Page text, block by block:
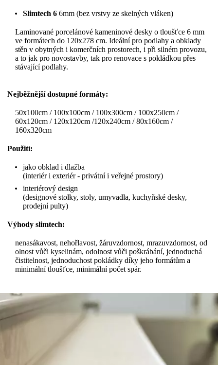
Slimtech 6 6mm (bez vrstvy ze skelných vláken)
Laminované porcelánové kameninové desky o tloušťce 6 mm
ve formátech do 120x278 cm. Ideální pro podlahy a obklady
stěn v obytných i komerčních prostorech, i při silném provozu,
a to jak pro novostavby, tak pro renovace s pokládkou přes
stávající podlahy.
Nejběžnější dostupné formáty:
50x100cm / 100x100cm / 100x300cm / 100x250cm /
60x120cm / 120x120cm /120x240cm / 80x160cm /
160x320cm
Použití:
jako obklad i dlažba
(interiér i exteriér - privátní i veřejné prostory)
interiérový design
(designové stolky, stoly, umyvadla, kuchyňské desky,
prodejní pulty)
Výhody slimtech:
nenasákavost, nehořlavost, žáruvzdornost, mrazuvzdornost, od
olnost vůči kyselinám, odolnost vůči poškrábání, jednoduchá
čistitelnost, jednoduchost pokládky díky jeho formátům a
minimální tloušťce, minimální počet spár.